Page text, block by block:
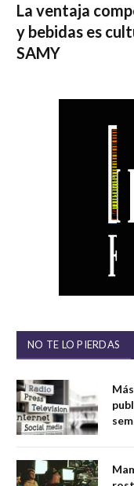
La ventaja
y bebidas es
SAMY
NO TE LO PIERDAS